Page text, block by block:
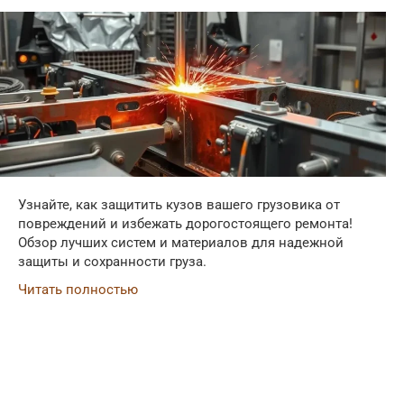
Узнайте, как защитить кузов вашего грузовика от
повреждений и избежать дорогостоящего ремонта!
Обзор лучших систем и материалов для надежной
защиты и сохранности груза.
Читать полностью